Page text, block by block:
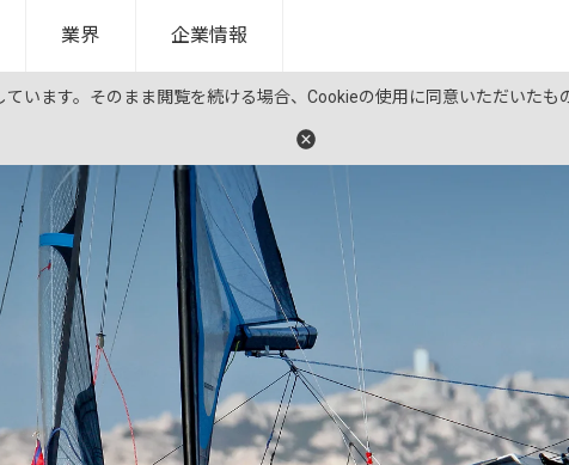
います。そのまま閲覧を続ける場合、Cookieの使用に同意いただいたも
業界 企業情報